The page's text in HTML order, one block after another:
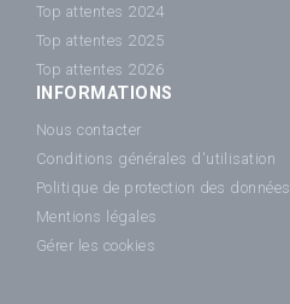
Top attentes 2024
Top attentes 2025
Top attentes 2026
INFORMATIONS
Nous contacter
Conditions générales d'utilisation
Politique de protection des données
Mentions légales
Gérer les cookies